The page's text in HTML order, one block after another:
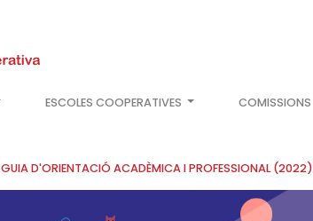
ESCOLES COOPERATIVES COMISSIONS
GUIA D'ORIENTACIÓ ACADÈMICA I PROFESSIONAL (2022)